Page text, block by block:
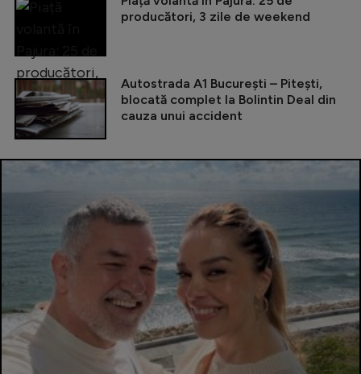
producători, 3 zile de weekend
Autostrada A1 București – Pitești,
blocată complet la Bolintin Deal din
cauza unui accident